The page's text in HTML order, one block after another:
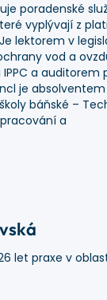
poradenské
vyplývají z
lektorem v
vod a
IPPC a auditorem
je absolventem
báňské –
a
let praxe v